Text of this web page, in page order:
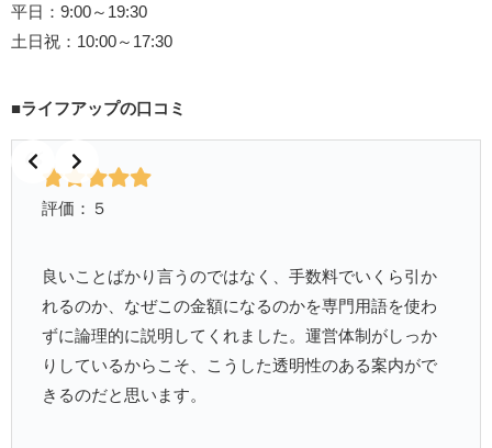
平日：9:00～19:30
土日祝：10:00～17:30
■ライフアップの口コミ
評価：５
良いことばかり言うのではなく、手数料でいくら引か
れるのか、なぜこの金額になるのかを専門用語を使わ
ずに論理的に説明してくれました。運営体制がしっか
りしているからこそ、こうした透明性のある案内がで
きるのだと思います。